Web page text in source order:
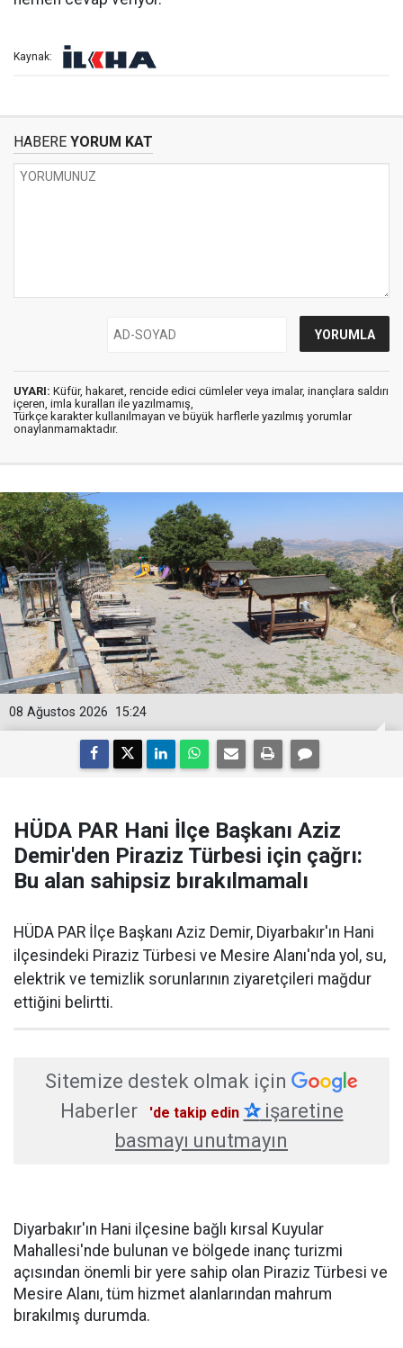
Kaynak:
HABERE YORUM KAT
UYARI: Küfür, hakaret, rencide edici cümleler veya imalar, inançlara saldırı
içeren, imla kuralları ile yazılmamış,
Türkçe karakter kullanılmayan ve büyük harflerle yazılmış yorumlar
onaylanmamaktadır.
15:24
08 Ağustos 2026
HÜDA PAR Hani İlçe Başkanı Aziz
Demir'den Piraziz Türbesi için çağrı:
Bu alan sahipsiz bırakılmamalı
HÜDA PAR İlçe Başkanı Aziz Demir, Diyarbakır'ın Hani
ilçesindeki Piraziz Türbesi ve Mesire Alanı'nda yol, su,
elektrik ve temizlik sorunlarının ziyaretçileri mağdur
ettiğini belirtti.
Sitemize destek olmak için
Haberler
'de takip edin ✰işaretine
basmayı unutmayın
Diyarbakır'ın Hani ilçesine bağlı kırsal Kuyular
Mahallesi'nde bulunan ve bölgede inanç turizmi
açısından önemli bir yere sahip olan Piraziz Türbesi ve
Mesire Alanı, tüm hizmet alanlarından mahrum
bırakılmış durumda.